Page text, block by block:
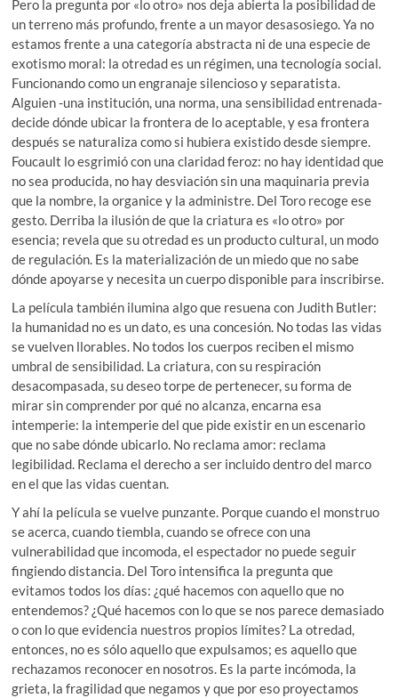
Pero la pregunta por «lo otro» nos deja abierta la posibilidad de
un terreno más profundo, frente a un mayor desasosiego. Ya no
estamos frente a una categoría abstracta ni de una especie de
exotismo moral: la otredad es un régimen, una tecnología social.
Funcionando como un engranaje silencioso y separatista.
Alguien -una institución, una norma, una sensibilidad entrenada-
decide dónde ubicar la frontera de lo aceptable, y esa frontera
después se naturaliza como si hubiera existido desde siempre.
Foucault lo esgrimió con una claridad feroz: no hay identidad que
no sea producida, no hay desviación sin una maquinaria previa
que la nombre, la organice y la administre. Del Toro recoge ese
gesto. Derriba la ilusión de que la criatura es «lo otro» por
esencia; revela que su otredad es un producto cultural, un modo
de regulación. Es la materialización de un miedo que no sabe
dónde apoyarse y necesita un cuerpo disponible para inscribirse.
La película también ilumina algo que resuena con Judith Butler:
la humanidad no es un dato, es una concesión. No todas las vidas
se vuelven llorables. No todos los cuerpos reciben el mismo
umbral de sensibilidad. La criatura, con su respiración
desacompasada, su deseo torpe de pertenecer, su forma de
mirar sin comprender por qué no alcanza, encarna esa
intemperie: la intemperie del que pide existir en un escenario
que no sabe dónde ubicarlo. No reclama amor: reclama
legibilidad. Reclama el derecho a ser incluido dentro del marco
en el que las vidas cuentan.
Y ahí la película se vuelve punzante. Porque cuando el monstruo
se acerca, cuando tiembla, cuando se ofrece con una
vulnerabilidad que incomoda, el espectador no puede seguir
fingiendo distancia. Del Toro intensifica la pregunta que
evitamos todos los días: ¿qué hacemos con aquello que no
entendemos? ¿Qué hacemos con lo que se nos parece demasiado
o con lo que evidencia nuestros propios límites? La otredad,
entonces, no es sólo aquello que expulsamos; es aquello que
rechazamos reconocer en nosotros. Es la parte incómoda, la
grieta, la fragilidad que negamos y que por eso proyectamos